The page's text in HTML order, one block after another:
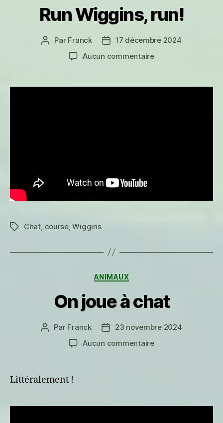
Run Wiggins, run!
Auteur
Par Franck
Date17 décembre 2024
Aucun commentairesur
run!
Étiquettes
Chat, course,Wiggins
Catégories
ANIMAUX
On joue à chat
Auteur
Par Franck
Date23 novembre 2024
Aucun commentairesur
Littéralement !